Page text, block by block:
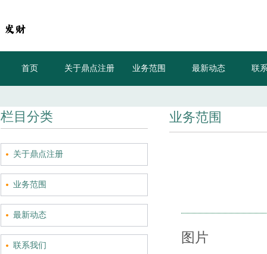
首页 关于鼎点注册 业务范围 最新动态 联
栏目分类
关于鼎点注册
业务范围
最新动态
联系我们
业务范围
图片